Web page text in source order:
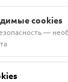
д.
в АО
cookies
—